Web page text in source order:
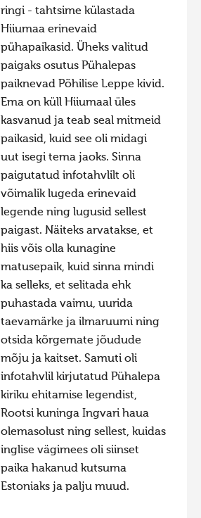
ringi - tahtsime külastada
Hiiumaa erinevaid
pühapaikasid. Üheks valitud
paigaks osutus Pühalepas
paiknevad Põhilise Leppe kivid.
Ema on küll Hiiumaal üles
kasvanud ja teab seal mitmeid
paikasid, kuid see oli midagi
uut isegi tema jaoks. Sinna
paigutatud infotahvlilt oli
võimalik lugeda erinevaid
legende ning lugusid sellest
paigast. Näiteks arvatakse, et
hiis võis olla kunagine
matusepaik, kuid sinna mindi
ka selleks, et selitada ehk
puhastada vaimu, uurida
taevamärke ja ilmaruumi ning
otsida kõrgemate jõudude
mõju ja kaitset. Samuti oli
infotahvlil kirjutatud Pühalepa
kiriku ehitamise legendist,
Rootsi kuninga Ingvari haua
olemasolust ning sellest, kuidas
inglise vägimees oli siinset
paika hakanud kutsuma
Estoniaks ja palju muud.